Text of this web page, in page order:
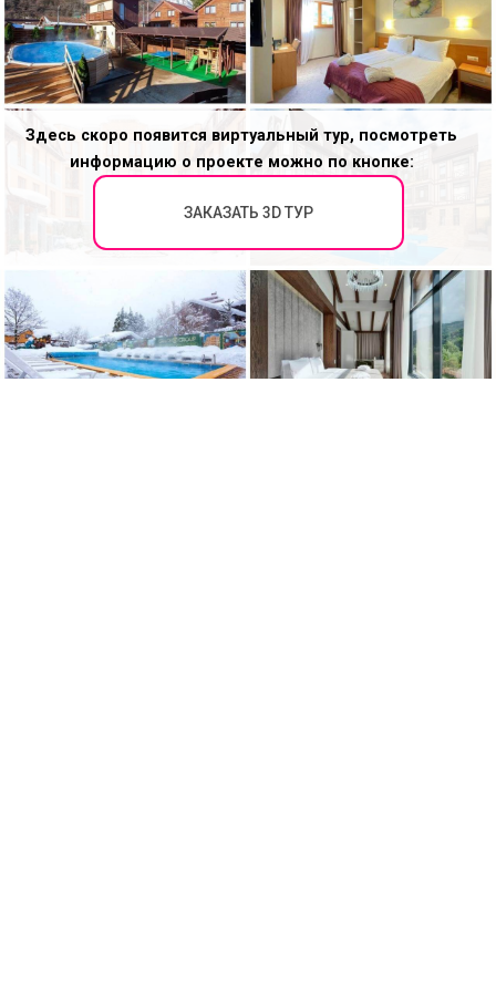
Здесь скоро появится виртуальный тур, посмотреть
информацию о проекте можно по кнопке:
ЗАКАЗАТЬ 3D ТУР